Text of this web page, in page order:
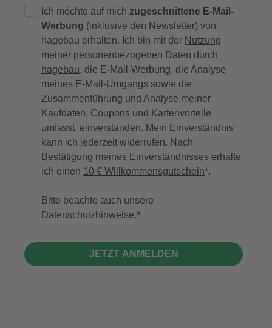
Ich möchte auf mich zugeschnittene E-Mail-
Werbung (inklusive den Newsletter) von
hagebau erhalten. Ich bin mit der Nutzung
meiner personenbezogenen Daten durch
hagebau, die E-Mail-Werbung, die Analyse
meines E-Mail-Umgangs sowie die
Zusammenführung und Analyse meiner
Kaufdaten, Coupons und Kartenvorteile
umfasst, einverstanden. Mein Einverständnis
kann ich jederzeit widerrufen. Nach
Bestätigung meines Einverständnisses erhalte
ich einen 10 € Willkommensgutschein*.
Bitte beachte auch unsere
Datenschutzhinweise.
JETZT ANMELDEN